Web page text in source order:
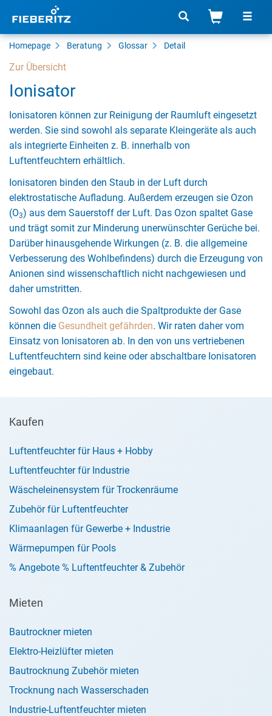
Homepage Beratung Glossar Detail
Zur Übersicht
Ionisator
Ionisatoren können zur Reinigung der Raumluft eingesetzt
werden. Sie sind sowohl als separate Kleingeräte als auch
als integrierte Einheiten z. B. innerhalb von
Luftentfeuchtern erhältlich.
Ionisatoren binden den Staub in der Luft durch
elektrostatische Aufladung. Außerdem erzeugen sie Ozon
(O3) aus dem Sauerstoff der Luft. Das Ozon spaltet Gase
und trägt somit zur Minderung unerwünschter Gerüche bei.
Darüber hinausgehende Wirkungen (z. B. die allgemeine
Verbesserung des Wohlbefindens) durch die Erzeugung von
Anionen sind wissenschaftlich nicht nachgewiesen und
daher umstritten.
Sowohl das Ozon als auch die Spaltprodukte der Gase
können die Gesundheit gefährden. Wir raten daher vom
Einsatz von Ionisatoren ab. In den von uns vertriebenen
Luftentfeuchtern sind keine oder abschaltbare Ionisatoren
eingebaut.
Kaufen
Luftentfeuchter für Haus + Hobby
Luftentfeuchter für Industrie
Wäscheleinensystem für Trockenräume
Zubehör für Luftentfeuchter
Klimaanlagen für Gewerbe + Industrie
Wärmepumpen für Pools
% Angebote % Luftentfeuchter & Zubehör
Mieten
Bautrockner mieten
Elektro-Heizlüfter mieten
Bautrocknung Zubehör mieten
Trocknung nach Wasserschaden
Industrie-Luftentfeuchter mieten